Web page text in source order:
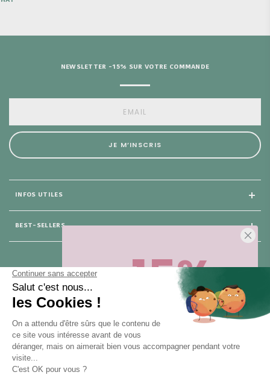
75 008 Paris
INFOS UTILES
BEST-SELLERS
NEWSLETTER -15% SUR VOTRE COMMANDE
JE M’INSCRIS
-15%
Sur votre première commande,
moment ! Désinscription en 1 clic, à
tout moment.